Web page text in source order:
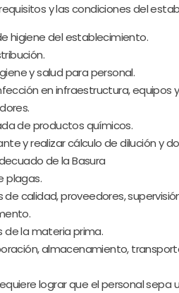
y las condiciones del
higiene del establecimiento.
y salud para personal.
en infraestructura, equipos
de productos químicos.
y realizar cálculo de dilución y
de la Basura
plagas.
calidad, proveedores,
de la materia prima.
almacenamiento,
lograr que el personal